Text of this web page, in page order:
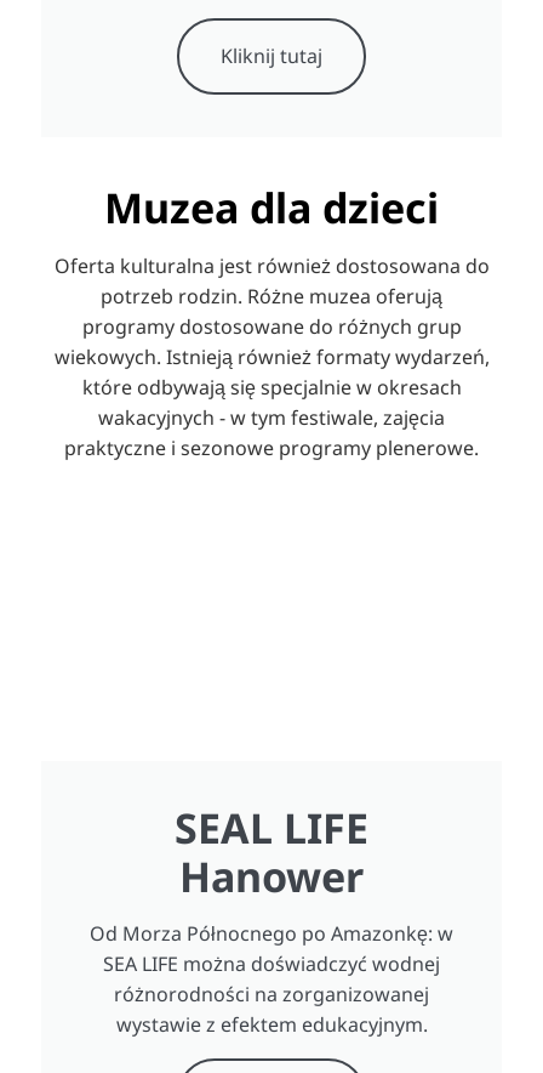
Kliknij tutaj
Muzea dla dzieci
Oferta kulturalna jest również dostosowana do
potrzeb rodzin. Różne muzea oferują
programy dostosowane do różnych grup
wiekowych. Istnieją również formaty wydarzeń,
które odbywają się specjalnie w okresach
wakacyjnych - w tym festiwale, zajęcia
praktyczne i sezonowe programy plenerowe.
SEAL LIFE
Hanower
Od Morza Północnego po Amazonkę: w
SEA LIFE można doświadczyć wodnej
różnorodności na zorganizowanej
wystawie z efektem edukacyjnym.